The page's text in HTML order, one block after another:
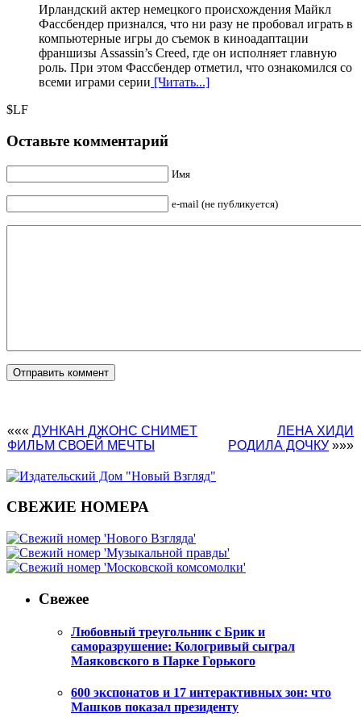
Ирландский актер немецкого происхождения Майкл
Фассбендер признался, что ни разу не пробовал играть в
компьютерные игры до съемок в киноадаптации
франшизы Assassin’s Creed, где он исполняет главную
роль. При этом Фассбендер отметил, что ознакомился со
всеми играми серии [Читать...]
$LF
Оставьте комментарий
Имя
e-mail (не публикуется)
««« ДУНКАН ДЖОНС СНИМЕТ
ФИЛЬМ СВОЕЙ МЕЧТЫ
ЛЕНА ХИДИ
РОДИЛА ДОЧКУ »»»
СВЕЖИЕ НОМЕРА
Свежее
Любовный треугольник с Брик и
саморазрушение: Кологривый сыграл
Маяковского в Парке Горького
600 экспонатов и 17 интерактивных зон: что
Машков показал президенту